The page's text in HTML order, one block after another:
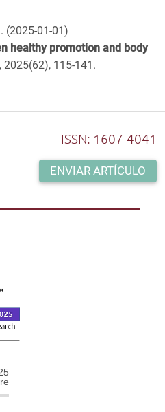
(2025-01-01)
healthy promotion and body
2025(62), 115-141.
and Education, 15(1), 30-
ISSN: 1607-4041
ENVIAR ARTÍCULO